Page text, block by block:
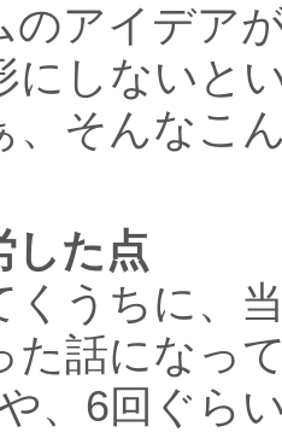
のアイデア
にしないと
そんなこ
した点
くうちに、
た話になっ
、6回ぐら